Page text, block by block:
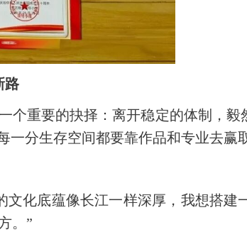
路
个重要的抉择：离开稳定的体制，毅
分生存空间都要靠作品和专业去赢
化底蕴像长江一样深厚，我想搭建
。”